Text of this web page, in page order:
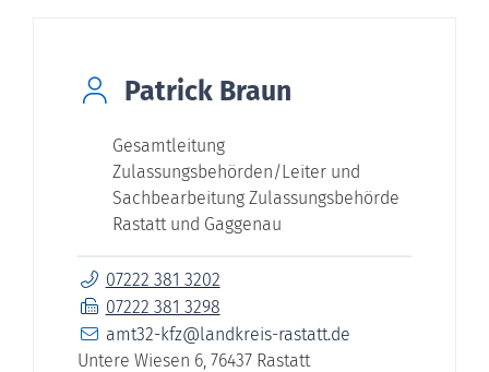
Patrick Braun
Gesamtleitung
Zulassungsbehörden/Leiter und
Sachbearbeitung Zulassungsbehörde
Rastatt und Gaggenau
07222 381 3202
07222 381 3298
amt32-kfz@landkreis-rastatt.de
Untere Wiesen 6, 76437 Rastatt